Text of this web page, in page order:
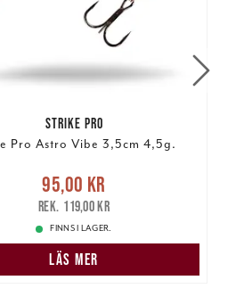
STRIKE PRO
Pro Astro Vibe 3,5cm 4,5g.
pris :95,00 kr
pris:119,00 kr
95,00 kr
119,00 kr
FINNS I LAGER.
LÄS MER